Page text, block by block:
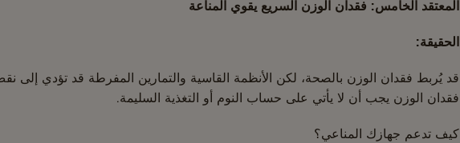
المعتقد الخامس: فقدان الوزن السريع يقوي المناعة
الحقيقة:
قد يُربط فقدان الوزن بالصحة، لكن الأنظمة القاسية والتمارين المفرطة قد تؤدي إلى
فقدان الوزن يجب أن لا يأتي على حساب النوم أو التغذية السليمة.
كيف تدعم جهازك المناعي؟